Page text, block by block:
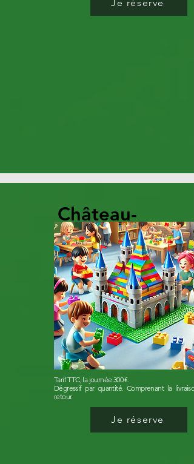
Je réserve
Château-
Fort en
Duplo
Tarif TTC, la journée 300 €.
Dégressif par quantité. Comprenant la
retour.
Je réserve